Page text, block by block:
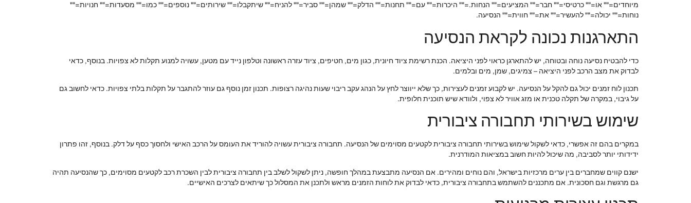
מיוחדים="" או="" כרטיסי="" חבר="" המציעים="" הנחות.="" היכרות="" עם="" תחנות="" הדלק="" שמהן="" סביר="" להניח="" שיתקבלו="" שירותים="" נוספים="" כמו="" מסעדות="" חנויות=""
נוחות="" יכולה="" להעשיר="" את="" חווית="" הנסיעה.
התארגנות נכונה לקראת הנסיעה
כדי להבטיח נסיעה נוחה ובטוחה, יש להתארגן כראוי לפני היציאה. הכנת רשימת ציוד חיונית, כגון מים, חטיפים, ציוד עזרה ראשונה וטלפון נייד עם מטען, עשויה למנוע תקלות לא צפויות. בנוסף, כדאי
לבדוק את מצב הרכב לפני היציאה – צמיגים, שמן, מים ובלמים.
תכנון לוח זמנים יכול גם להקל על הנסיעה. יש לקבוע זמנים לעצירות, כך שלא ייווצר לחץ על הנהג עקב ריבוי שעות נהיגה רצופות. תכנון זמן נוסף גם עוזר להתגבר על תקלות בלתי צפויות. כדאי לחשוב גם
על גיבוי, במקרה של תקלה טכנית או מזג אוויר לא צפוי, ולוודא שיש תוכנית חלופית.
שימוש בשירותי תחבורה ציבורית
במקרים בהם זה אפשרי, כדאי לשקול שימוש בשירותי תחבורה ציבורית לקטעים מסוימים של הנסיעה. תחבורה ציבורית עשויה להוריד את העומס על הרכב האישי ולחסוך כסף על דלק. בנוסף, זהו פתרון
ידידותי יותר לסביבה, מה שיכול להיות חשוב במציאות המודרנית.
ישנם קווים שמחברים בין ערים מרכזיות בישראל, והם נוחים ומהירים. אם הנסיעה מתבצעת במהלך חופשה, ניתן לשקול לשלב בין תחבורה ציבורית לבין השכרת רכב לקטעים מסוימים, כך שהנסיעה תהיה
גם מרגשת וגם חסכונית. אם מתכננים להשתמש בתחבורה ציבורית, כדאי לבדוק את לוחות הזמנים מראש ולתכנן את המסלול כך שיתאים לצרכים האישיים.